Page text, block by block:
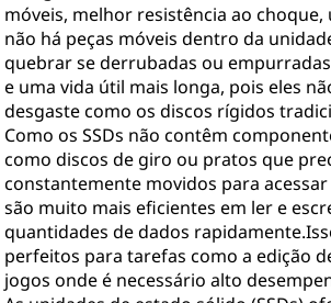
móveis, melhor resistência ao choque,
não há peças móveis dentro da
quebrar se derrubadas ou
e uma vida útil mais longa, pois eles
desgaste como os discos rígidos
Como os SSDs não contêm
como discos de giro ou pratos que
constantemente movidos para
são muito mais eficientes em ler e
quantidades de dados
perfeitos para tarefas como a edição
jogos onde é necessário alto